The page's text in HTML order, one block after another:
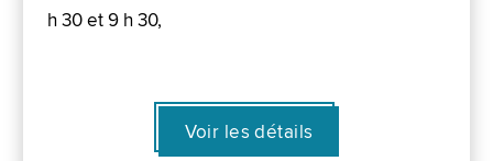
h 30 et 9 h 30,
Voir les détails